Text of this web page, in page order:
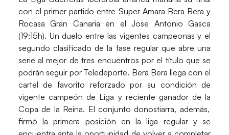
con el primer partido entre Super Amara Bera Bera y
Rocasa Gran Canaria en elJose Antonio Gasca
(19:15h). Un duelo entre las vigentes campeonas y el
segundo clasificado de la fase regular que abre una
serie al mejor de tres encuentros por el título que se
podrán seguir por Teledeporte. Bera Bera llega con el
cartel de favorito reforzado por su condición de
vigente campeón de Liga y reciente ganador de la
Copa de la Reina. El conjunto donostiarra, además,
firmó la primera posición en la liga regular y se